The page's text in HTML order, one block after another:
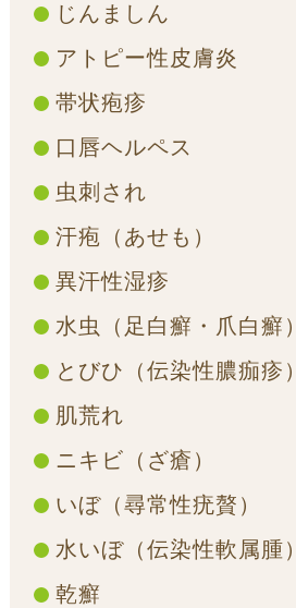
じんましん
アトピー性皮膚炎
帯状疱疹
口唇ヘルペス
虫刺され
汗疱（あせも）
異汗性湿疹
水虫（足白癬・爪白癬）
とびひ（伝染性膿痂疹）
肌荒れ
ニキビ（ざ瘡）
いぼ（尋常性疣贅）
水いぼ（伝染性軟属腫）
乾癬